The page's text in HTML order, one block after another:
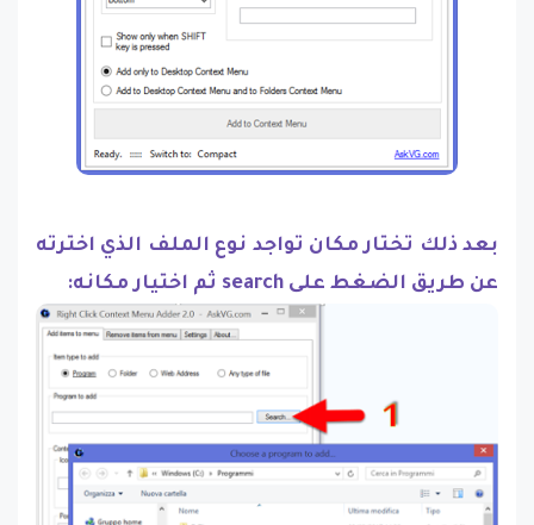
بعد ذلك تختار مكان تواجد نوع الملف الذي اخترته
عن طريق الضغط على search ثم اختيار مكانه: